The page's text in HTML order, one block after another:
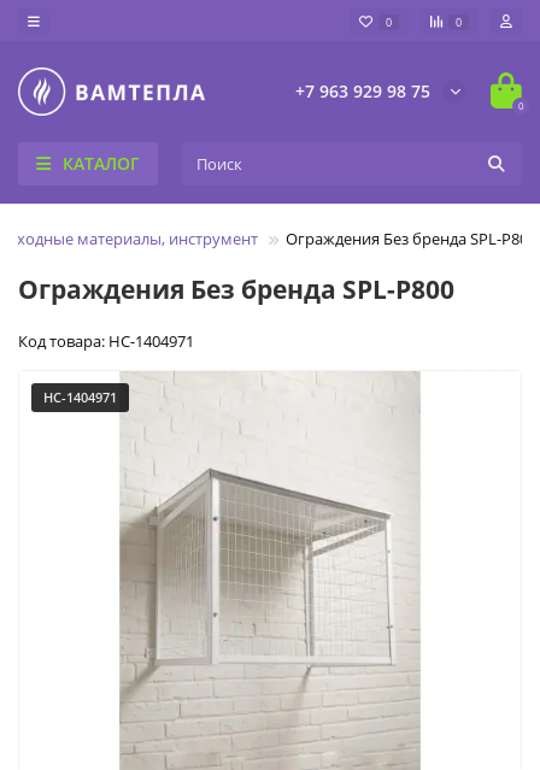
0 0
+7 963 929 98 75
0
КАТАЛОГ
материалы, инструмент Ограждения Без бренда SPL-P800
Ограждения Без бренда SPL-P800
Код товара: НС-1404971
НС-1404971